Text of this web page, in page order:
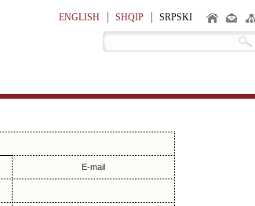
ENGLISH SHQIP SRPSKI
E-mail